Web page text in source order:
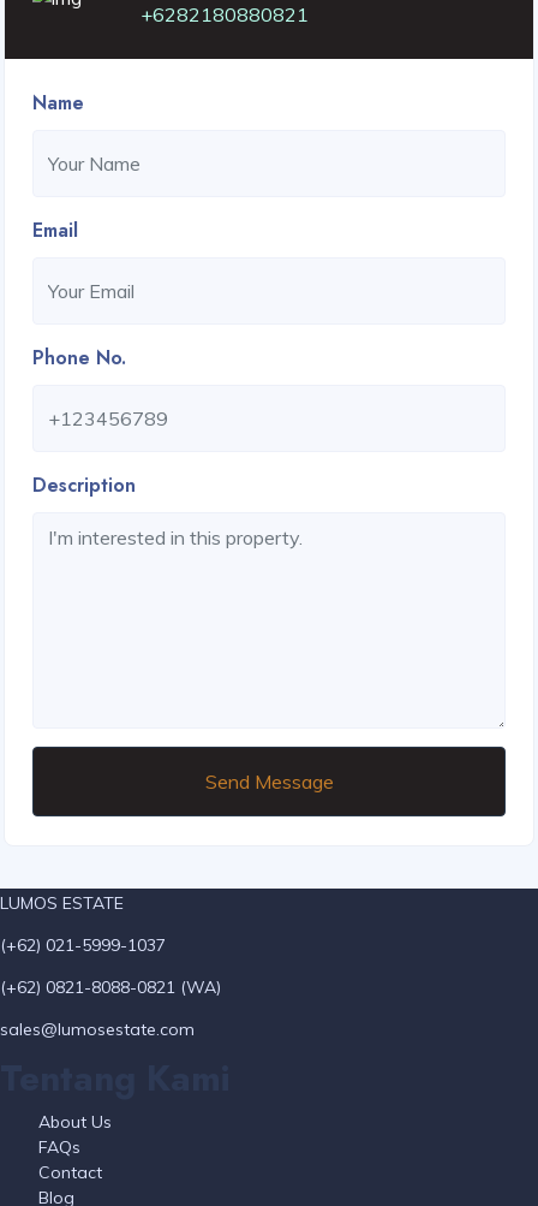
+6282180880821
Name
Email
Phone No.
Description
Send Message
LUMOS ESTATE
(+62) 021-5999-1037
(+62) 0821-8088-0821 (WA)
sales@lumosestate.com
About Us
FAQs
Contact
Blog